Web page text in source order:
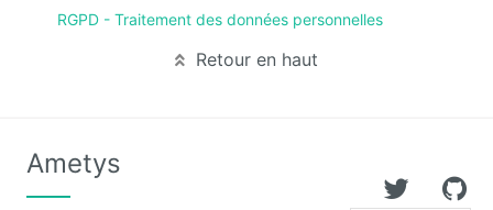
RGPD - Traitement des données personnelles
Retour en haut
Ametys